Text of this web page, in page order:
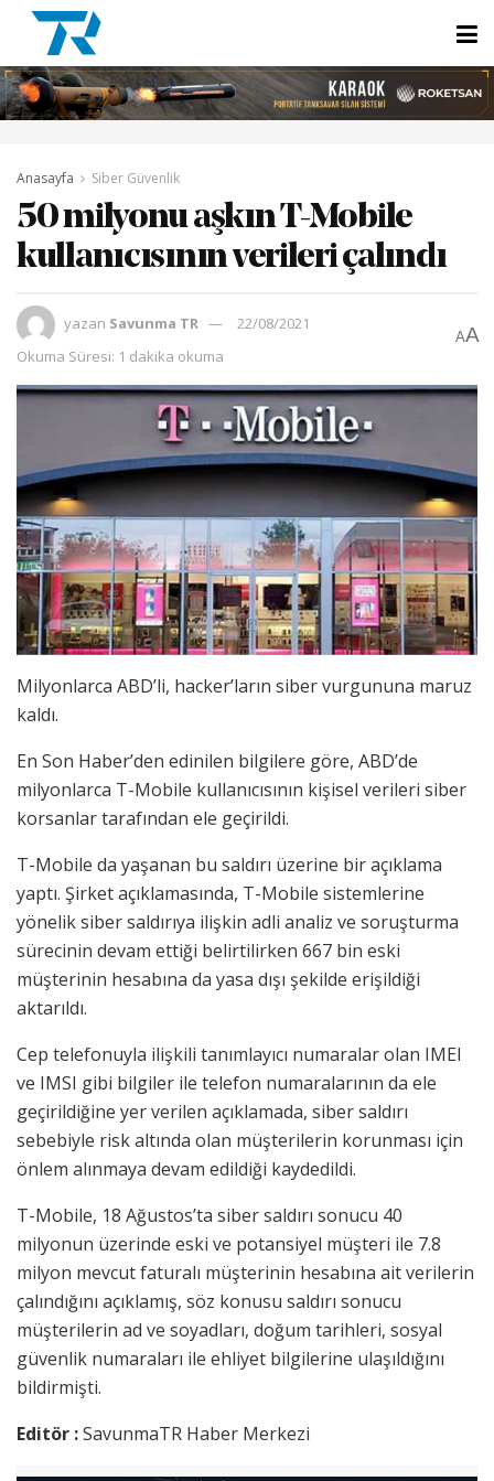
Anasayfa Siber Güvenlik
50 milyonu aşkın T-Mobile
kullanıcısının verileri çalındı
yazan Savunma TR
22/08/2021
Okuma Süresi: 1 dakika okuma
AA
Milyonlarca ABD’li, hacker’ların siber vurgununa maruz
kaldı.
En Son Haber’den edinilen bilgilere göre, ABD’de
milyonlarca T-Mobile kullanıcısının kişisel verileri siber
korsanlar tarafından ele geçirildi.
T-Mobile da yaşanan bu saldırı üzerine bir açıklama
yaptı. Şirket açıklamasında, T-Mobile sistemlerine
yönelik siber saldırıya ilişkin adli analiz ve soruşturma
sürecinin devam ettiği belirtilirken 667 bin eski
müşterinin hesabına da yasa dışı şekilde erişildiği
aktarıldı.
Cep telefonuyla ilişkili tanımlayıcı numaralar olan IMEI
ve IMSI gibi bilgiler ile telefon numaralarının da ele
geçirildiğine yer verilen açıklamada, siber saldırı
sebebiyle risk altında olan müşterilerin korunması için
önlem alınmaya devam edildiği kaydedildi.
T-Mobile, 18 Ağustos’ta siber saldırı sonucu 40
milyonun üzerinde eski ve potansiyel müşteri ile 7.8
milyon mevcut faturalı müşterinin hesabına ait verilerin
çalındığını açıklamış, söz konusu saldırı sonucu
müşterilerin ad ve soyadları, doğum tarihleri, sosyal
güvenlik numaraları ile ehliyet bilgilerine ulaşıldığını
bildirmişti.
Editör :SavunmaTR Haber Merkezi